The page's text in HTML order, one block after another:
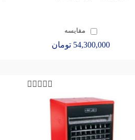
مقایسه
54,300,000 تومان